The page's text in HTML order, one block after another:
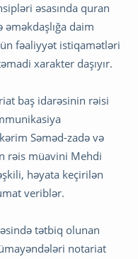
əsasında quran
daim
fəaliyyət istiqamətləri
xarakter daşıyır.
baş idarəsinin rəisi
Səməd-zadə və
rəis müavini Mehdi
həyata keçirilən
veriblər.
tətbiq olunan
notariat